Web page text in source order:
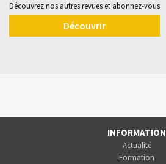
Découvrez nos autres revues et abonnez-vous
Découvrir
INFORMATION
Actualité
Formation